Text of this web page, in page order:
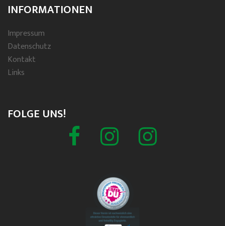
INFORMATIONEN
Impressum
Datenschutz
Kontakt
Links
FOLGE UNS!
Facebook SchützenvereinSpielmannszug